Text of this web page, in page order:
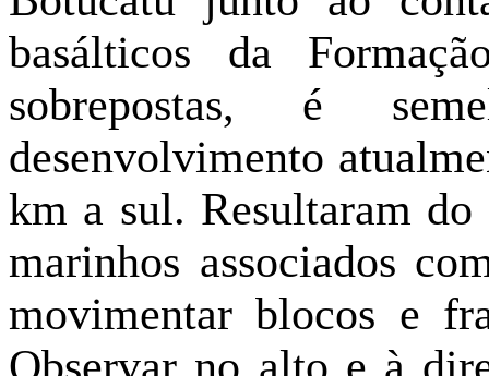
basálticos da
sobrepostas, é
desenvolvimento
km a sul. Resultaram do
marinhos associados
movimentar blocos e